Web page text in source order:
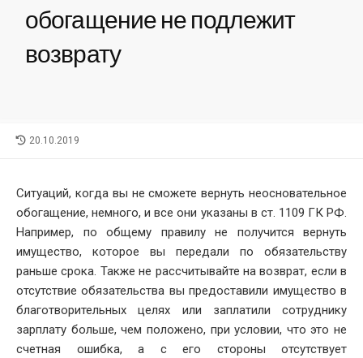
обогащение не подлежит
возврату
LAST
20.10.2019
Ситуаций, когда вы не сможете вернуть неосновательное
обогащение, немного, и все они указаны в ст. 1109 ГК РФ.
Например, по общему правилу не получится вернуть
имущество, которое вы передали по обязательству
раньше срока. Также не рассчитывайте на возврат, если в
отсутствие обязательства вы предоставили имущество в
благотворительных целях или заплатили сотруднику
зарплату больше, чем положено, при условии, что это не
счетная ошибка, а с его стороны отсутствует